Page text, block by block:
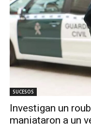
SUCESOS
Investigan un
maniataron a un